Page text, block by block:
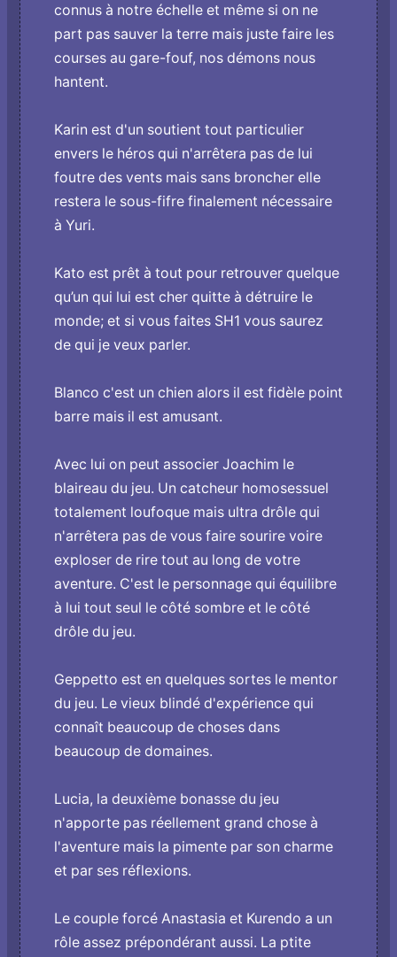
connus à notre échelle et même si o­n ne
part pas sauver la terre mais juste faire les
courses au gare-fouf, nos démons nous
hantent.
Karin est d'un soutient tout particulier
envers le héros qui n'arrêtera pas de lui
foutre des vents mais sans broncher elle
restera le sous-fifre finalement nécessaire
à Yuri.
Kato est prêt à tout pour retrouver quelque
qu’un qui lui est cher quitte à détruire le
monde; et si vous faites SH1 vous saurez
de qui je veux parler.
Blanco c'est un chien alors il est fidèle point
barre mais il est amusant.
Avec lui o­n peut associer Joachim le
blaireau du jeu. Un catcheur homosessuel
totalement loufoque mais ultra drôle qui
n'arrêtera pas de vous faire sourire voire
exploser de rire tout au long de votre
aventure. C'est le personnage qui équilibre
à lui tout seul le côté sombre et le côté
drôle du jeu.
Geppetto est en quelques sortes le mentor
du jeu. Le vieux blindé d'expérience qui
connaît beaucoup de choses dans
beaucoup de domaines.
Lucia, la deuxième bonasse du jeu
n'apporte pas réellement grand chose à
l'aventure mais la pimente par son charme
et par ses réflexions.
Le couple forcé Anastasia et Kurendo a un
rôle assez prépondérant aussi. La ptite